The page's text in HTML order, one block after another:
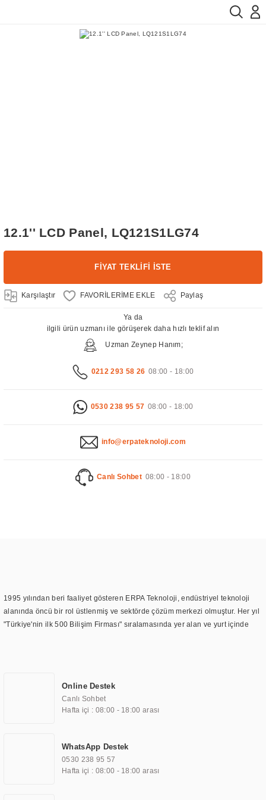
12.1'' LCD Panel, LQ121S1LG74
FİYAT TEKLİFİ İSTE
Karşılaştır Paylaş
Ya da
ilgili ürün uzmanı ile görüşerek daha hızlı teklif alın
Uzman Zeynep Hanım;
0212 293 58 26 08:00 - 18:00
0530 238 95 57 08:00 - 18:00
info@erpateknoloji.com
Canlı Sohbet 08:00 - 18:00
1995 yılından beri faaliyet gösteren ERPA Teknoloji, endüstriyel teknoloji
alanında öncü bir rol üstlenmiş ve sektörde çözüm merkezi olmuştur. Her yıl
"Türkiye'nin ilk 500 Bilişim Firması" sıralamasında yer alan ve yurt içinde
TOCHI markası altında kendi ürettiği ürünlerde kullanmıştır. Günümüzde
TOCHI; videowall, digital signage, kiosk, totem, akıllı durak ekranı, araç içi
ekran, asansör ekranı, digital menüboard, marin ekran, medikal ekran,
ekranları, endüstriyel ekranlar, kapı önü bilgi ekranları, panel PC,
endüstriyel Panel PC, mini PC, endüstriyel mini PC ve akıllı bina sistemleri
gibi çözümleri 4.5" ile 110” boyutları arasında üretebilirken, ayrıca standart
Online Destek
Canlı Sohbet
Hafta içi : 08:00 - 18:00 arası
WhatsApp Destek
0530 238 95 57
Hafta içi : 08:00 - 18:00 arası